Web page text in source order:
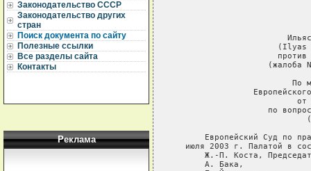
Законодательство СССР
Законодательство других
стран
Поиск документа по сайту
Полезные ссылки
Все разделы сайта
Контакты
Реклама